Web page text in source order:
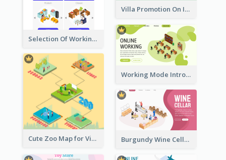
Villa Promotion On Instagram With Isometric Diagram
Selection Of Working Space With Isometric Graphics
Working Mode Intro To Management With Isometric Diagram
Cute Zoo Map for Visitors With Isometric Diagram Burgundy Wine Cellar Website Landing Page